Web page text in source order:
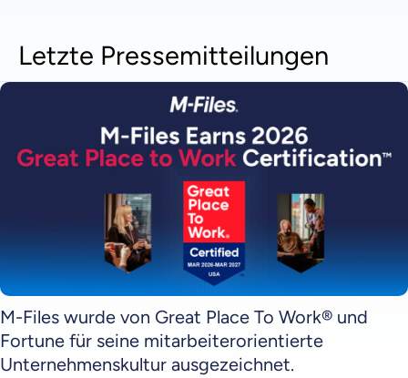
Letzte Pressemitteilungen
M-Files wurde von Great Place To Work® und
Fortune für seine mitarbeiterorientierte
Unternehmenskultur ausgezeichnet.